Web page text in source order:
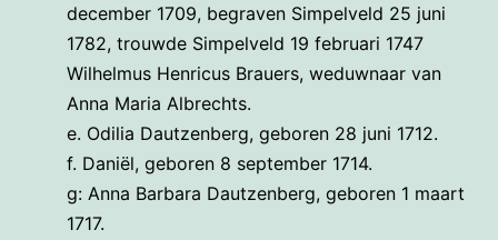
december 1709, begraven Simpelveld 25 juni
1782, trouwde Simpelveld 19 februari 1747
Wilhelmus Henricus Brauers, weduwnaar van
Anna Maria Albrechts.
e. Odilia Dautzenberg, geboren 28 juni 1712.
f. Daniël, geboren 8 september 1714.
g: Anna Barbara Dautzenberg, geboren 1 maart
1717.